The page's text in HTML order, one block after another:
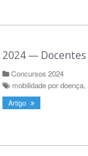
2024 — Docentes
Concursos 2024
mobilidade por doença,
Artigo